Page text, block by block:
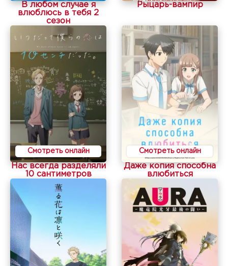
В любом случае я
влюблюсь в тебя 2
сезон
Рыцарь-вампир
Смотреть онлайн
Нас всегда разделяли
10 сантиметров
Смотреть онлайн
Даже копия способна
влюбиться